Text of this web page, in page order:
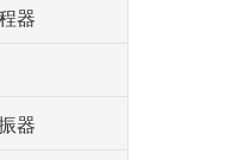
器
器